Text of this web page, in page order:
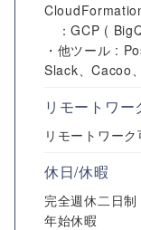
CloudFormation
：GCP (
・他ツール :
Slack、Cacoo
リモートワー
リモートワーク
休日/休暇
完全週休二日
年始休暇